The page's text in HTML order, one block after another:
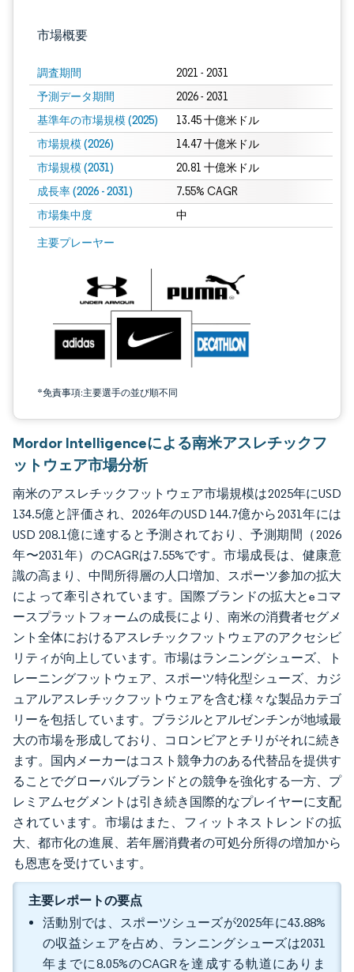
市場概要
調査期間 2021 - 2031
予測データ期間 2026 - 2031
基準年の市場規模 (2025) 13.45 十億米ドル
市場規模 (2026) 14.47 十億米ドル
市場規模 (2031) 20.81 十億米ドル
成長率 (2026 - 2031) 7.55% CAGR
市場集中度 中
主要プレーヤー
*免責事項:主要選手の並び順不同
画像 © Mordor Intelligence。再利用にはCC BY 4.0の表示が必要です。
Mordor Intelligenceによる南米アスレチックフ
ットウェア市場分析
南米のアスレチックフットウェア市場規模は2025年にUSD
134.5億と評価され、2026年のUSD 144.7億から2031年には
USD 208.1億に達すると予測されており、予測期間（2026
年〜2031年）のCAGRは7.55%です。市場成長は、健康意
識の高まり、中間所得層の人口増加、スポーツ参加の拡大
によって牽引されています。国際ブランドの拡大とeコマ
ースプラットフォームの成長により、南米の消費者セグメ
ント全体におけるアスレチックフットウェアのアクセシビ
リティが向上しています。市場はランニングシューズ、ト
レーニングフットウェア、スポーツ特化型シューズ、カジ
ュアルアスレチックフットウェアを含む様々な製品カテゴ
リーを包括しています。ブラジルとアルゼンチンが地域最
大の市場を形成しており、コロンビアとチリがそれに続き
ます。国内メーカーはコスト競争力のある代替品を提供す
ることでグローバルブランドとの競争を強化する一方、プ
レミアムセグメントは引き続き国際的なプレイヤーに支配
されています。市場はまた、フィットネストレンドの拡
大、都市化の進展、若年層消費者の可処分所得の増加から
も恩恵を受けています。
主要レポートの要点
活動別では、スポーツシューズが2025年に43.88%
の収益シェアを占め、ランニングシューズは2031
年までに8.05%のCAGRを達成する軌道にありま